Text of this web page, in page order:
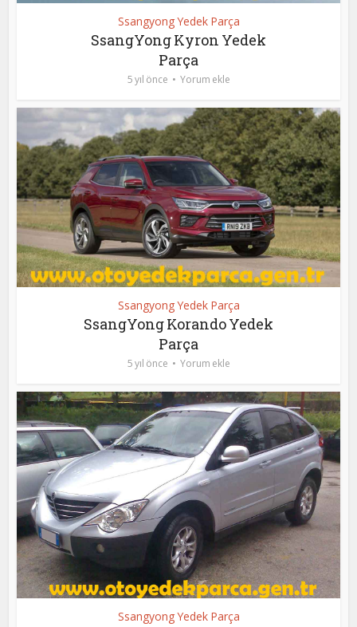
Ssangyong Yedek Parça
SsangYong Kyron Yedek
Parça
5 yıl önce Yorum ekle
Ssangyong Yedek Parça
SsangYong Korando Yedek
Parça
5 yıl önce Yorum ekle
Ssangyong Yedek Parça